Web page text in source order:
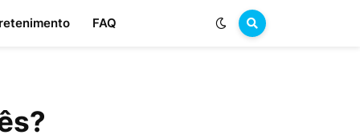
FAQ